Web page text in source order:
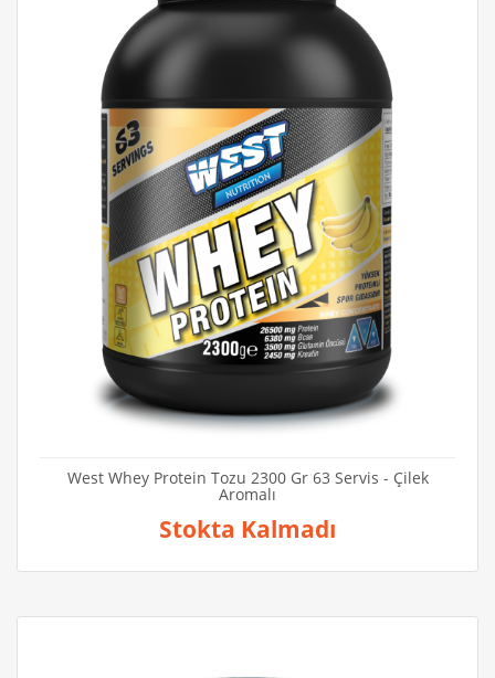
West Whey Protein Tozu 2300 Gr 63 Servis - Çilek
Aromalı
Stokta Kalmadı